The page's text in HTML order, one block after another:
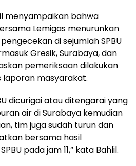
menyampaikan bahwa
Lemigas menurunkan
di sejumlah SPBU
Gresik, Surabaya, dan
pemeriksaan dilakukan
laporan masyarakat.
dicurigai atau ditengarai yang
air di Surabaya kemudian
tim juga sudah turun dan
bersama hasil
pada jam 11,” kata Bahlil.